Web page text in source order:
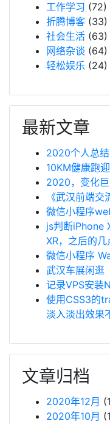
工作学习 (72)
折腾博客 (33)
社会生活 (63)
网络杂谈 (64)
轻松娱乐 (24)
最新文章
2020个人总结
10KM健康跑
2020，变化
《武汉前端
微信小程序
js判断iPhone
XR，之后的
微信小程序
武汉车展闲逛
记录VPS安装
使用CSS3的
淡入淡出效果
文章归档
2020年12月
2020年10月